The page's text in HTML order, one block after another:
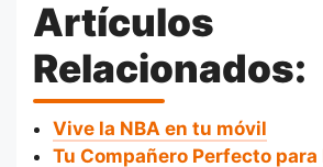
Artículos
Relacionados:
Vive la NBA en tu móvil
Tu Compañero Perfecto para